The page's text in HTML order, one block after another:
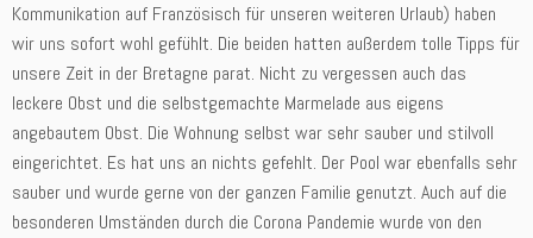
Kommunikation auf Französisch für unseren weiteren Urlaub) haben
wir uns sofort wohl gefühlt. Die beiden hatten außerdem tolle Tipps für
unsere Zeit in der Bretagne parat. Nicht zu vergessen auch das
leckere Obst und die selbstgemachte Marmelade aus eigens
angebautem Obst. Die Wohnung selbst war sehr sauber und stilvoll
eingerichtet. Es hat uns an nichts gefehlt. Der Pool war ebenfalls sehr
sauber und wurde gerne von der ganzen Familie genutzt. Auch auf die
besonderen Umständen durch die Corona Pandemie wurde von den